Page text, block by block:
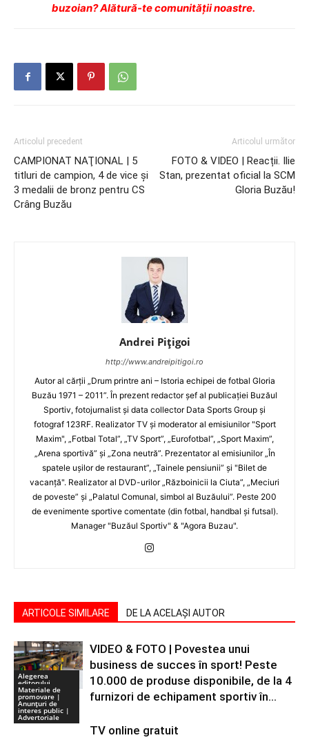
buzoian? Alătură-te comunității noastre.
Articolul precedent
CAMPIONAT NAŢIONAL | 5
titluri de campion, 4 de vice şi
3 medalii de bronz pentru CS
Crâng Buzău
Articolul următor
FOTO & VIDEO | Reacții. Ilie
Stan, prezentat oficial la SCM
Gloria Buzău!
Andrei Pițigoi
http://www.andreipitigoi.ro
Autor al cărţii „Drum printre ani – Istoria echipei de fotbal Gloria
Buzău 1971 – 2011”. În prezent redactor şef al publicaţiei Buzăul
Sportiv, fotojurnalist şi data collector Data Sports Group şi
fotograf 123RF. Realizator TV şi moderator al emisiunilor "Sport
Maxim", „Fotbal Total”, „TV Sport”, „Eurofotbal”, „Sport Maxim”,
„Arena sportivă” şi „Zona neutră”. Prezentator al emisiunilor „În
spatele uşilor de restaurant”, „Tainele pensiunii” şi "Bilet de
vacanţă". Realizator al DVD-urilor „Războinicii la Ciuta”, „Meciuri
de poveste” şi „Palatul Comunal, simbol al Buzăului”. Peste 200
de evenimente sportive comentate (din fotbal, handbal şi futsal).
Manager "Buzăul Sportiv" & "Agora Buzau".
ARTICOLE SIMILARE DE LA ACELAȘI AUTOR
Alegerea
editorului
VIDEO & FOTO | Povestea unui
business de succes în sport! Peste
10.000 de produse disponibile, de la 4
furnizori de echipament sportiv în...
Materiale de
promovare |
Anunţuri de
interes public |
Advertoriale
TV online gratuit